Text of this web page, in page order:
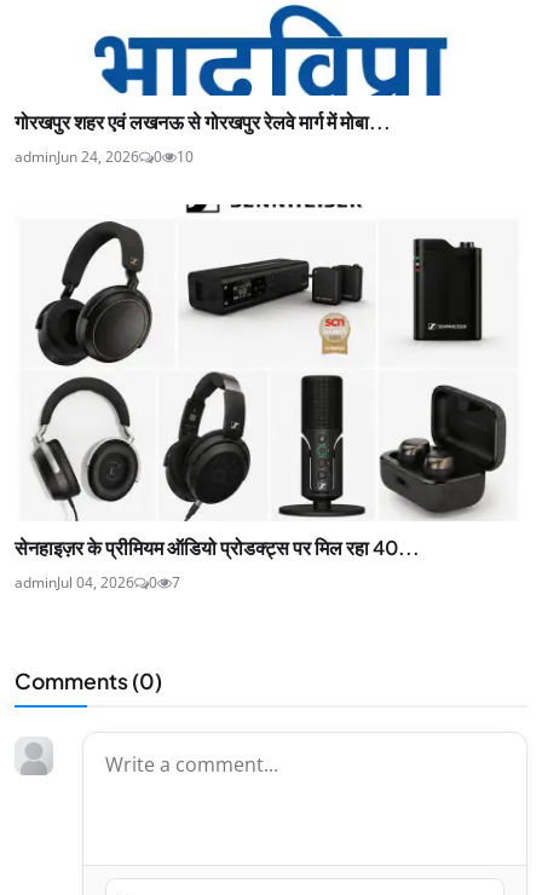
गोरखपुर शहर एवं लखनऊ से गोरखपुर रेलवे मार्ग में मोबा...
adminJun 24, 2026 0 10
सेनहाइज़र के प्रीमियम ऑडियो प्रोडक्ट्स पर मिल रहा 40...
adminJul 04, 2026 0 7
Comments (0)